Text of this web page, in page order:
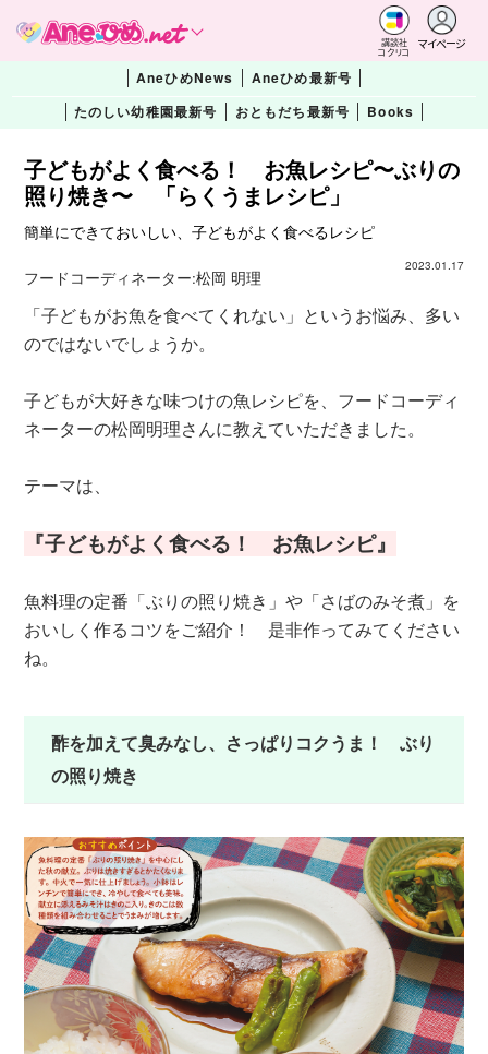
講談社
コクリコ
マイページ
AneひめNews
Aneひめ最新号
たのしい幼稚園最新号
おともだち最新号 Books
子どもがよく食べる！ お魚レシピ〜ぶりの
照り焼き〜 「らくうまレシピ」
簡単にできておいしい、子どもがよく食べるレシピ
2023.01.17
フードコーディネーター:松岡 明理
「子どもがお魚を食べてくれない」というお悩み、多い
のではないでしょうか。
子どもが大好きな味つけの魚レシピを、フードコーディ
ネーターの松岡明理さんに教えていただきました。
テーマは、
『子どもがよく食べる！ お魚レシピ』
魚料理の定番「ぶりの照り焼き」や「さばのみそ煮」を
おいしく作るコツをご紹介！ 是非作ってみてください
ね。
酢を加えて臭みなし、さっぱりコクうま！ ぶり
の照り焼き